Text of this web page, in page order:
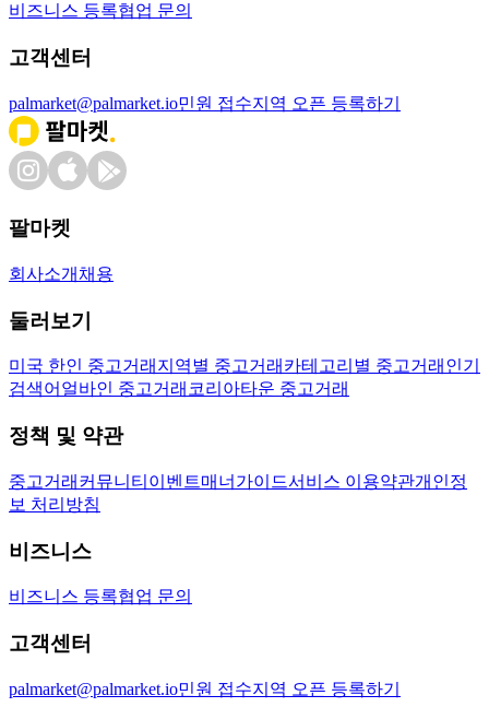
비즈니스 등록협업 문의
고객센터
palmarket@palmarket.io민원 접수지역 오픈 등록하기
팔마켓
회사소개 채용
둘러보기
미국 한인 중고거래 지역별 중고거래 카테고리별 중고거래 인기
검색어 얼바인 중고거래 코리아타운 중고거래
정책 및 약관
중고거래 커뮤니티 이벤트매너가이드서비스 이용약관개인정
보 처리방침
비즈니스
비즈니스 등록협업 문의
고객센터
palmarket@palmarket.io민원 접수지역 오픈 등록하기